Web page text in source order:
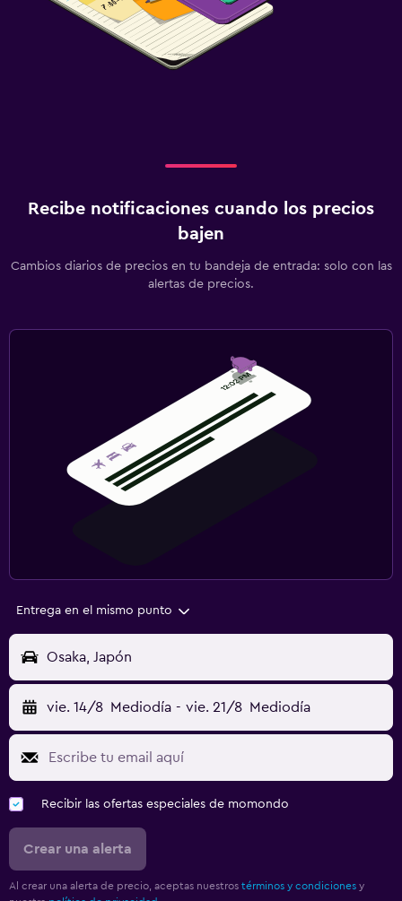
Recibe notificaciones cuando los precios
bajen
Cambios diarios de precios en tu bandeja de entrada: solo con las
alertas de precios.
Entrega en el mismo punto
Osaka, Japón
vie. 14/8 Mediodía - vie. 21/8 Mediodía
Recibir las ofertas especiales de momondo
Crear una alerta
Al crear una alerta de precio, aceptas nuestros términos y condiciones y